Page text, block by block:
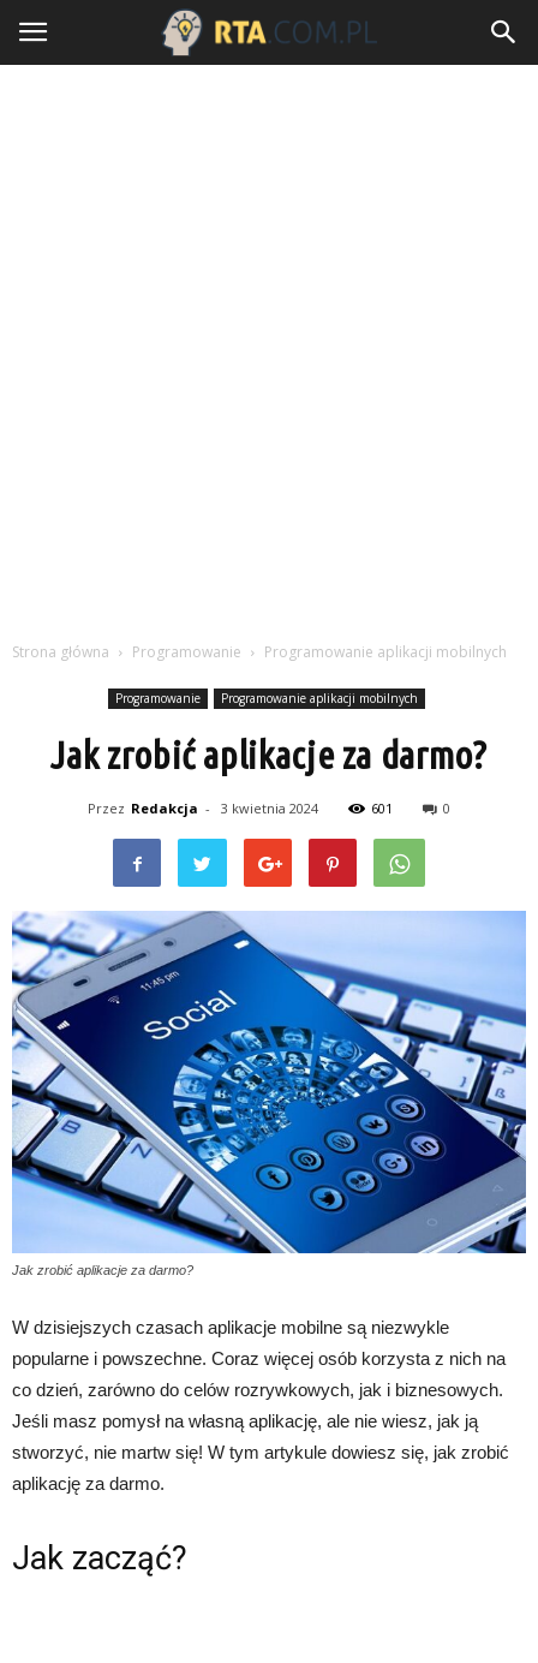
Strona główna Programowanie Programowanie aplikacji mobilnych
Programowanie Programowanie aplikacji mobilnych
Jak zrobić aplikacje za darmo?
Przez Redakcja - 3 kwietnia 2024 601 0
Jak zrobić aplikacje za darmo?
W dzisiejszych czasach aplikacje mobilne są niezwykle
popularne i powszechne. Coraz więcej osób korzysta z nich na
co dzień, zarówno do celów rozrywkowych, jak i biznesowych.
Jeśli masz pomysł na własną aplikację, ale nie wiesz, jak ją
stworzyć, nie martw się! W tym artykule dowiesz się, jak zrobić
aplikację za darmo.
Jak zacząć?